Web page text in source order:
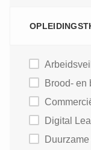
Brood-
Digital